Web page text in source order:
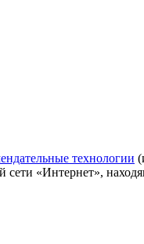
технологии
сети «Интернет»,